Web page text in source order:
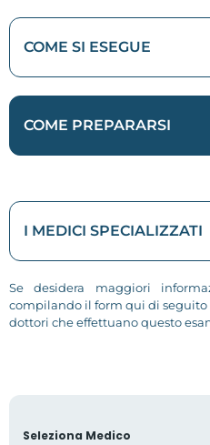
COME SI ESEGUE
COME PREPARARSI
I MEDICI SPECIALIZZATI
Se desidera maggiori
compilando il form qui di seguito
dottori che effettuano questo
Seleziona Medico